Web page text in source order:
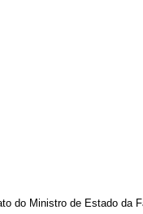
do Ministro de Estado da